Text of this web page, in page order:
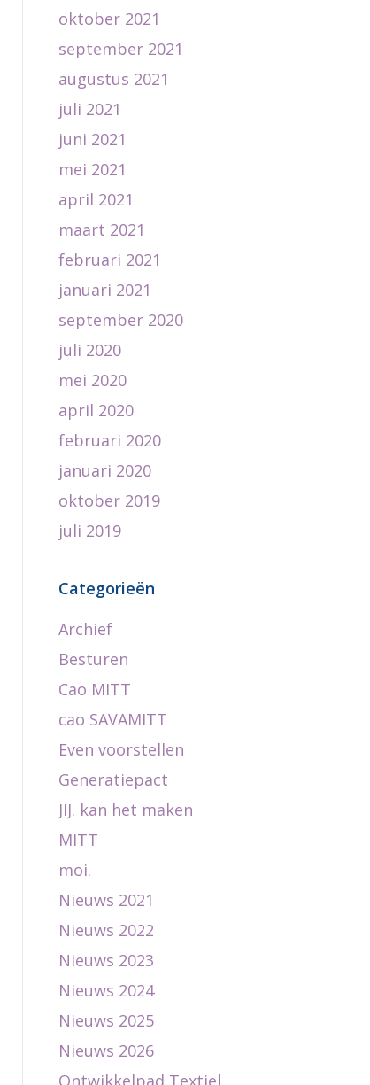
oktober 2021
september 2021
augustus 2021
juli 2021
juni 2021
mei 2021
april 2021
maart 2021
februari 2021
januari 2021
september 2020
juli 2020
mei 2020
april 2020
februari 2020
januari 2020
oktober 2019
juli 2019
Categorieën
Archief
Besturen
Cao MITT
cao SAVAMITT
Even voorstellen
Generatiepact
JIJ. kan het maken
MITT
moi.
Nieuws 2021
Nieuws 2022
Nieuws 2023
Nieuws 2024
Nieuws 2025
Nieuws 2026
Ontwikkelpad Textiel